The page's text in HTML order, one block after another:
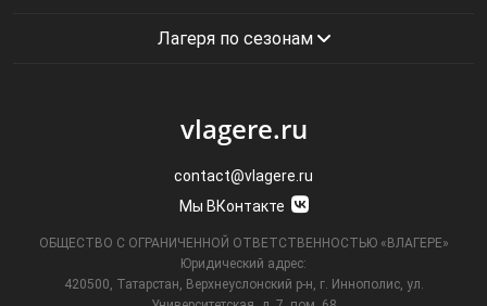
Лагеря по сезонам
vlagere.ru
contact@vlagere.ru
Мы ВКонтакте
ОБЩЕСТВО С ОГРАНИЧЕННОЙ ОТВЕТСТВЕННОСТЬЮ «ВЛАГЕРЕ»
Юридический адрес:
420500, Татарстан, Верхнеуслонский р-н, г. Иннополис, ул.